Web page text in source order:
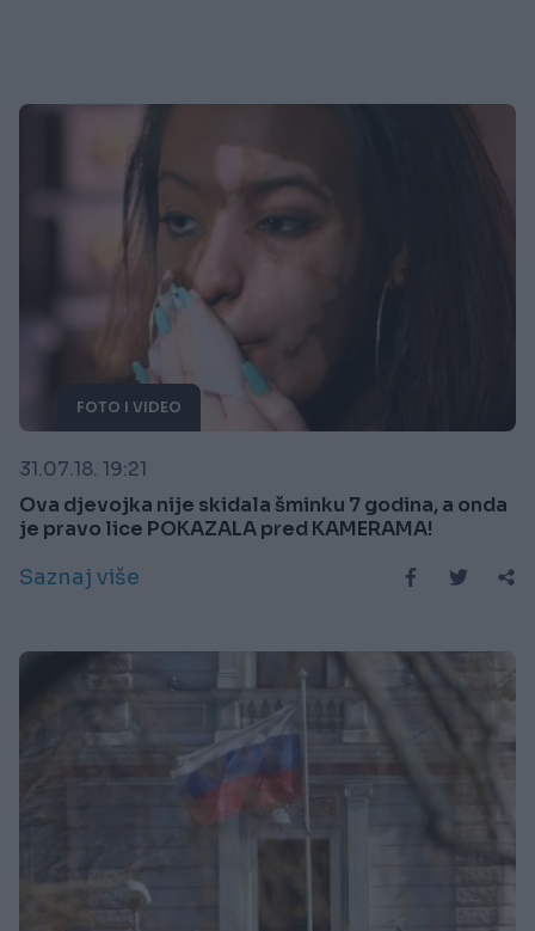
FOTO I VIDEO
31.07.18. 19:21
Ova djevojka nije skidala šminku 7 godina, a onda
je pravo lice POKAZALA pred KAMERAMA!
Saznaj više